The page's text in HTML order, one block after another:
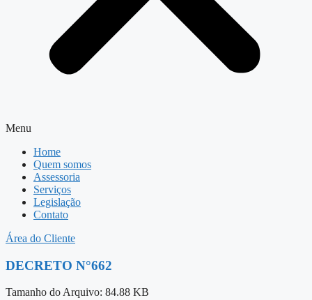
Menu
Home
Quem somos
Assessoria
Serviços
Legislação
Contato
Área do Cliente
DECRETO N°662
Tamanho do Arquivo: 84.88 KB